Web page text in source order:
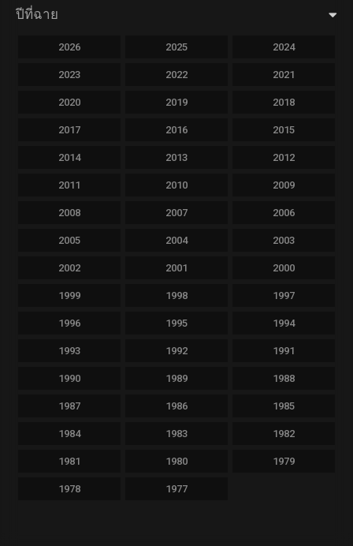
ปีที่ฉาย
2026 2025 2024
2023 2022 2021
2020 2019 2018
2017 2016 2015
2014 2013 2012
2011 2010 2009
2008 2007 2006
2005 2004 2003
2002 2001 2000
1999 1998 1997
1996 1995 1994
1993 1992 1991
1990 1989 1988
1987 1986 1985
1984 1983 1982
1981 1980 1979
1978 1977